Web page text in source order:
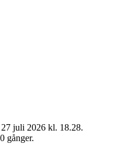
27 juli 2026 kl. 18.28.
gånger.